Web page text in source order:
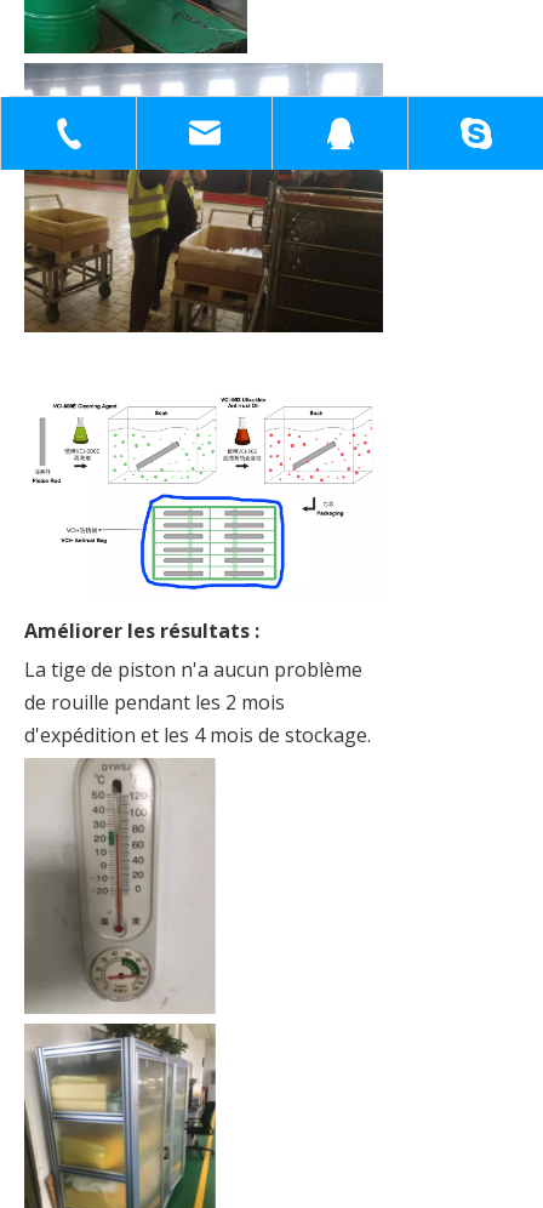
Améliorer les résultats :
La tige de piston n'a aucun problème
de rouille pendant les 2 mois
d'expédition et les 4 mois de stockage.
+86-18930817991 sh51098780_cl@163.com 1398138571